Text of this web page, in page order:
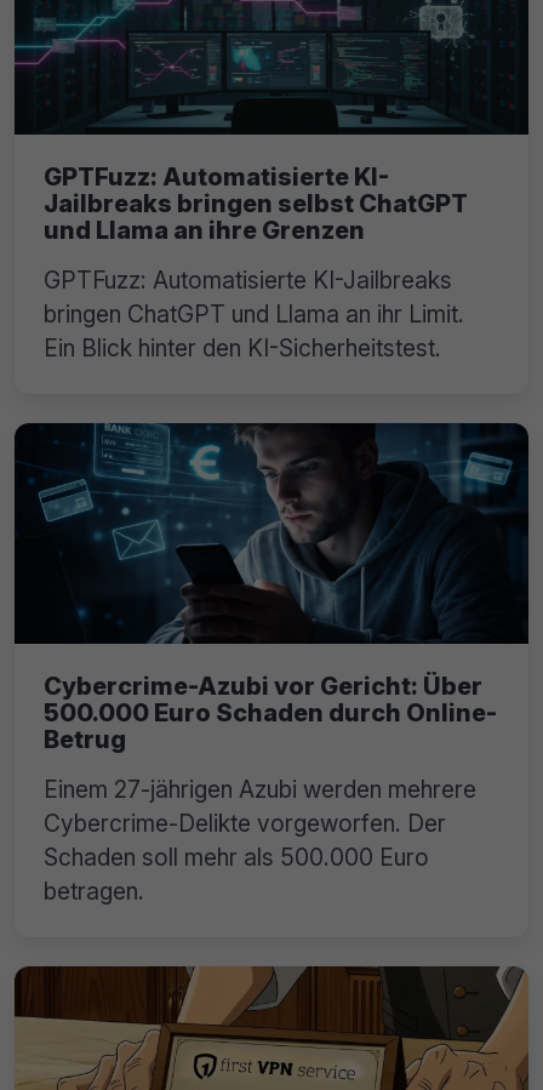
GPTFuzz: Automatisierte KI-
Jailbreaks bringen selbst ChatGPT
und Llama an ihre Grenzen
GPTFuzz: Automatisierte KI-Jailbreaks
bringen ChatGPT und Llama an ihr Limit.
Ein Blick hinter den KI-Sicherheitstest.
Cybercrime-Azubi vor Gericht: Über
500.000 Euro Schaden durch Online-
Betrug
Einem 27-jährigen Azubi werden mehrere
Cybercrime-Delikte vorgeworfen. Der
Schaden soll mehr als 500.000 Euro
betragen.